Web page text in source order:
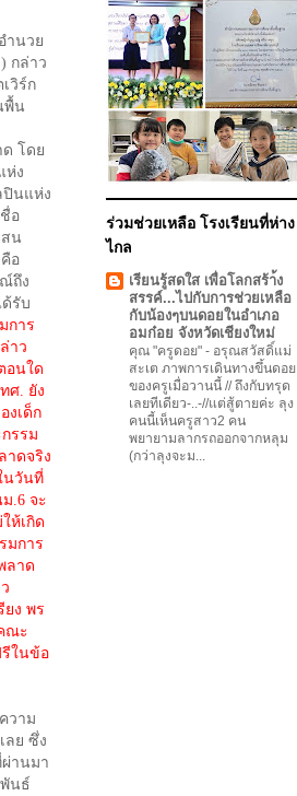
ำนวย
กล่าว
วิร์ก
พื้น
โดย
ห่ง
ปินแห่ง
อ
สน
อ
ถึง
รับ
การ
าว
อนใด
ศ. ยัง
งเด็ก
รรม
าดจริง
นวันที่
.6 จะ
ห้เกิด
มการ
ลาด
ยง พร
ณะ
ในข้อ
วาม
ลย ซึ่ง
านมา
นธ์
ร่วมช่วยเหลือ โรงเรียนที่ห่าง
ไกล
เรียนรู้สดใส เพื่อโลกสร้า้ง
สรรค์...ไปกับการช่วยเหลือ
กับน้องๆบนดอยในอำเภอ
อมก๋อย จังหวัดเชียงใหม่
คุณ "ครูดอย" - อรุณสวัสดิ์แม่
สะเต ภาพการเดินทางขึ้นดอย
ของครูเมื่อวานนี้ // ถึงกับทรุด
เลยทีเดียว-..-//แต่สู้ตายค่ะ ลุง
คนนี้เห็นครูสาว2 คน
พยายามลากรถออกจากหลุม
(กว่าลุงจะม...